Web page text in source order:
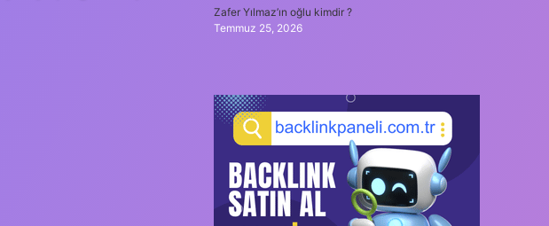
Zafer Yılmaz’ın oğlu kimdir ?
Temmuz 25, 2026